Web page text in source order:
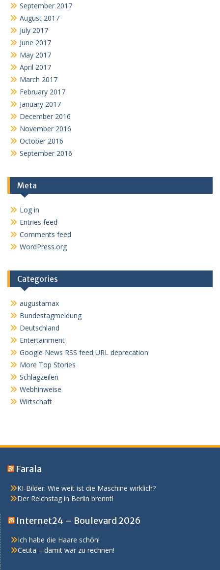
September 2017
August 2017
July 2017
June 2017
May 2017
April 2017
March 2017
February 2017
January 2017
December 2016
November 2016
October 2016
September 2016
Meta
Log in
Entries feed
Comments feed
WordPress.org
Categories
augustamax
Bundestagmeldung
Deutschland
Entertainment
Google News RSS feed URL deprecation
More Top Stories
Schlagzeilen
Webhinweise
Wirtschaft
Farala
KI-Bilder: Wie weit ist die Maschine wirklich?
Der Reichstag in Berlin brennt!
Internet24 – Boulevard 2026
Ich habe die Haare schön!
Ceuta – damit war zu rechnen!